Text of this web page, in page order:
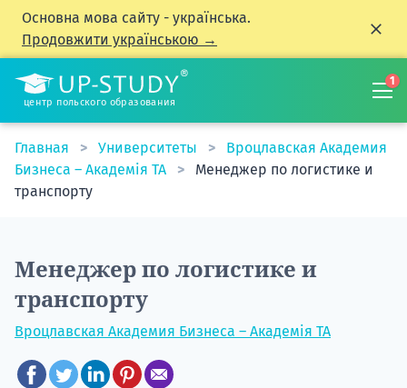
Основна мова сайту - українська.
Продовжити українською →
центр польского образования
1
Главная Университеты
Вроцлавская Академия
Бизнеса – Академія TA
Менеджер по логистике и
транспорту
Менеджер по логистике и
транспорту
Вроцлавская Академия Бизнеса – Академія TA